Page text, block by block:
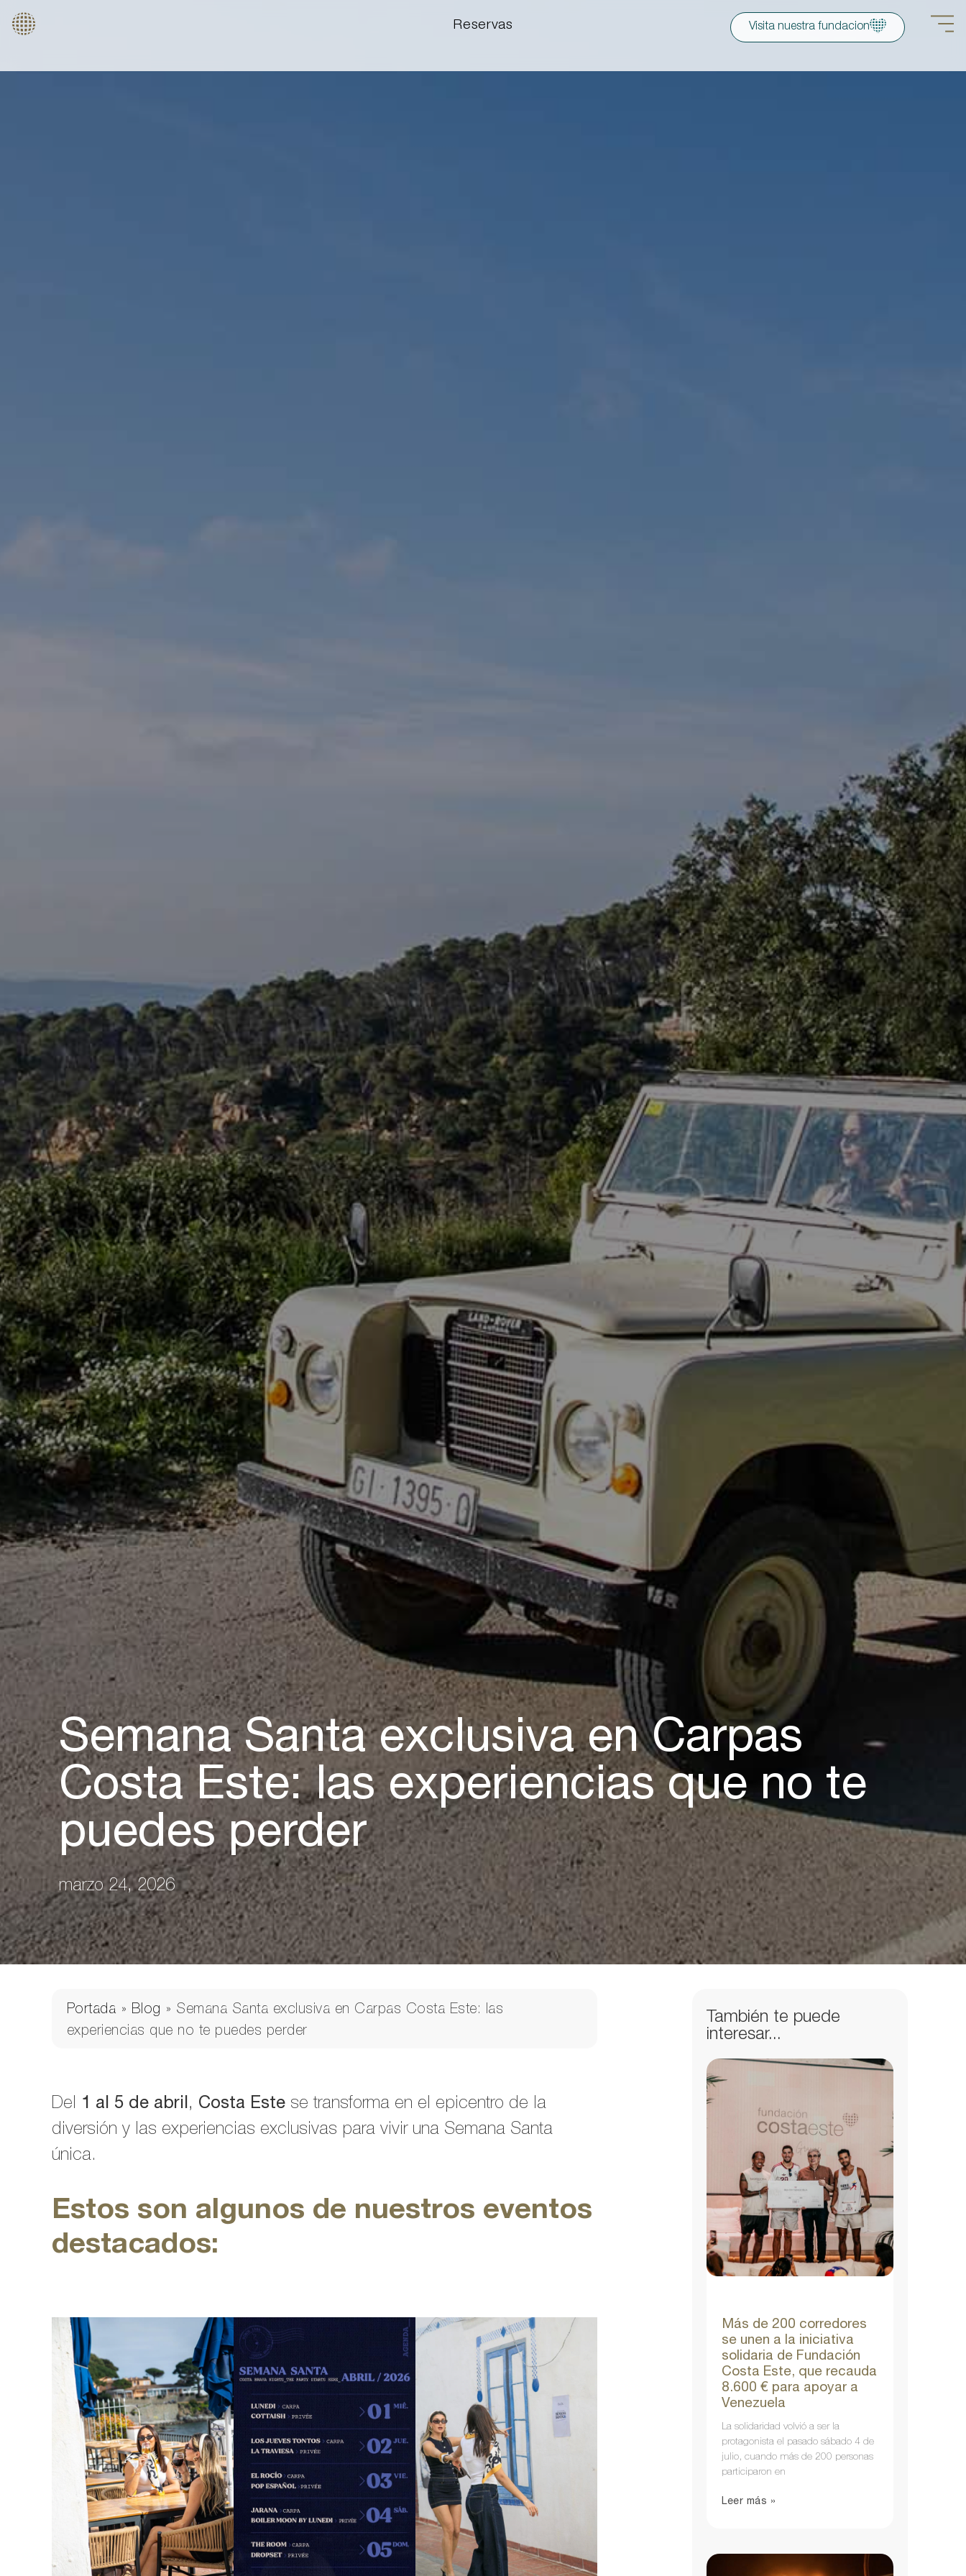
Reservas Visita nuestra fundacion
Semana Santa exclusiva en Carpas
Costa Este: las experiencias que no te
puedes perder
marzo 24, 2026
Portada » Blog » Semana Santa exclusiva en Carpas Costa Este: las
experiencias que no te puedes perder
Del 1 al 5 de abril, Costa Estese transforma en el epicentro de la
diversión y las experiencias exclusivas para vivir una Semana Santa
única.
Estos son algunos de nuestros eventos
destacados:
También te puede
interesar...
Más de 200 corredores
se unen a la iniciativa
solidaria de Fundación
Costa Este, que recauda
8.600 € para apoyar a
Venezuela
La solidaridad volvió a ser la
protagonista el pasado sábado 4 de
julio, cuando más de 200 personas
participaron en
Leer más »